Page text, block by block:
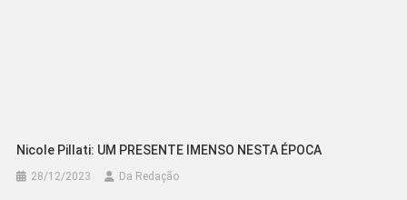
Nicole Pillati: UM PRESENTE IMENSO NESTA ÉPOCA
28/12/2023 Da Redação